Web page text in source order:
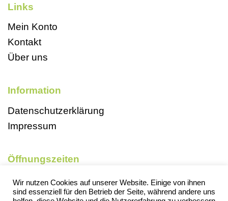
Links
Mein Konto
Kontakt
Über uns
Information
Datenschutzerklärung
Impressum
Öffnungszeiten
Mo, So und Feiertags geschlossen
Di 9-18 Uhr
Wir nutzen Cookies auf unserer Website. Einige von ihnen
sind essenziell für den Betrieb der Seite, während andere uns